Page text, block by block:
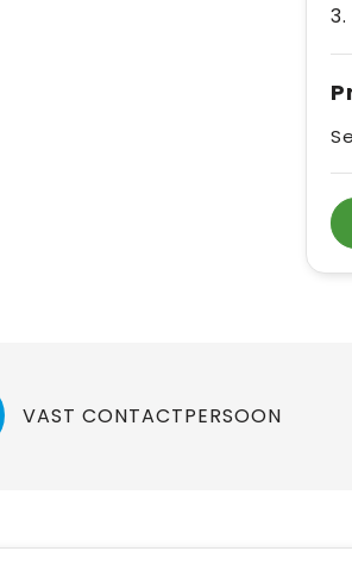
VAST CONTACTPERSOON